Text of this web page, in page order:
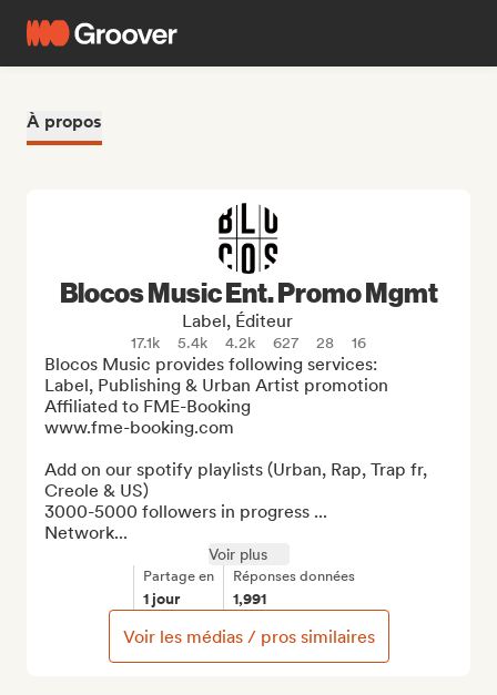
À propos
Blocos Music Ent. Promo Mgmt
Label, Éditeur
17.1k 5.4k 4.2k 627 28 16
Blocos Music provides following services:
Label, Publishing & Urban Artist promotion
Affiliated to FME-Booking
www.fme-booking.com
Add on our spotify playlists (Urban, Rap, Trap fr,
Creole & US)
3000-5000 followers in progress ...
Network...
Voir plus
Partage en
1 jour
Réponses données
1,991
Voir les médias / pros similaires